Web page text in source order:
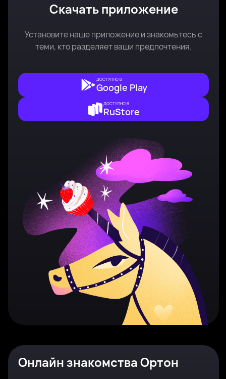
Скачать приложение
Установите наше приложение и знакомьтесь с
теми, кто разделяет ваши предпочтения.
ДОСТУПНО В
Google Play
ДОСТУПНО В
RuStore
Онлайн знакомства Ортон